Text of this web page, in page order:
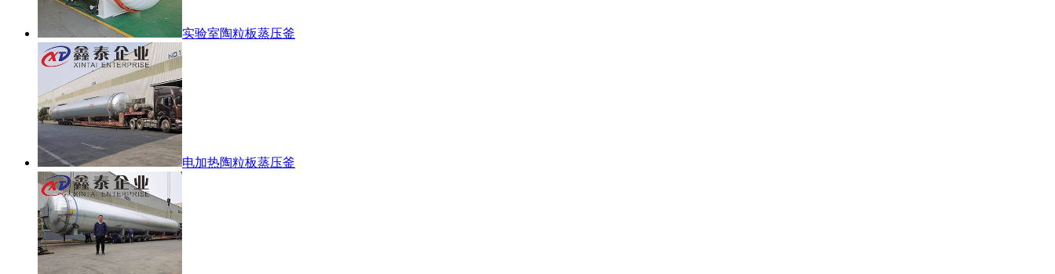
实验室陶粒板蒸压釜
电加热陶粒板蒸压釜